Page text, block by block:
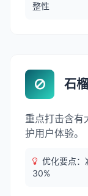
整性
石
重点打击含有
护用户体验。
优化要点：
30%